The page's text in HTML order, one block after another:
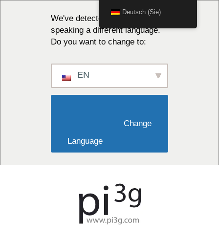
We've detected you might be
speaking a different language.
Do you want to change to:
EN
Language
Deutsch (Sie)